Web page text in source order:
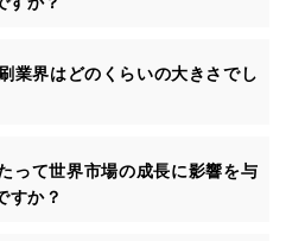
業界はどのくらいの大きさでし
て世界市場の成長に影響を与
すか？